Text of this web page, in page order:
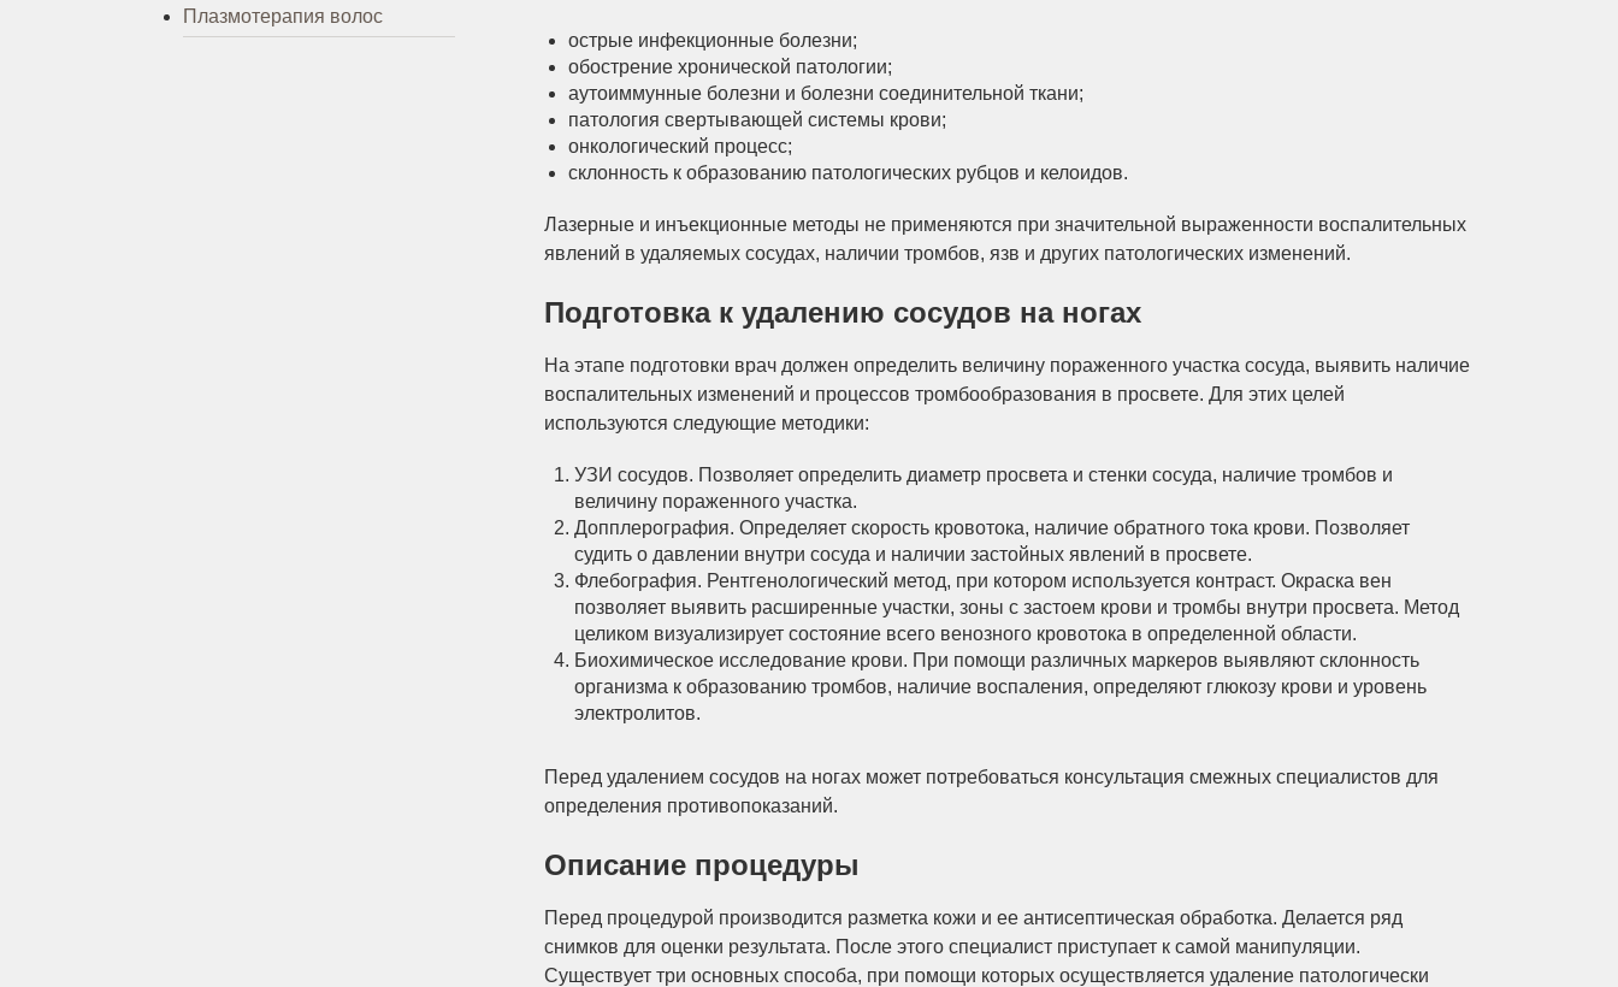
Плазмотерапия волос
острые инфекционные болезни;
обострение хронической патологии;
аутоиммунные болезни и болезни соединительной ткани;
патология свертывающей системы крови;
онкологический процесс;
склонность к образованию патологических рубцов и келоидов.
Лазерные и инъекционные методы не применяются при значительной выраженности воспалительных
явлений в удаляемых сосудах, наличии тромбов, язв и других патологических изменений.
Подготовка к удалению сосудов на ногах
На этапе подготовки врач должен определить величину пораженного участка сосуда, выявить наличие
воспалительных изменений и процессов тромбообразования в просвете. Для этих целей
используются следующие методики:
УЗИ сосудов. Позволяет определить диаметр просвета и стенки сосуда, наличие тромбов и
величину пораженного участка.
Допплерография. Определяет скорость кровотока, наличие обратного тока крови. Позволяет
судить о давлении внутри сосуда и наличии застойных явлений в просвете.
Флебография. Рентгенологический метод, при котором используется контраст. Окраска вен
позволяет выявить расширенные участки, зоны с застоем крови и тромбы внутри просвета. Метод
целиком визуализирует состояние всего венозного кровотока в определенной области.
Биохимическое исследование крови. При помощи различных маркеров выявляют склонность
организма к образованию тромбов, наличие воспаления, определяют глюкозу крови и уровень
электролитов.
Перед удалением сосудов на ногах может потребоваться консультация смежных специалистов для
определения противопоказаний.
Описание процедуры
Перед процедурой производится разметка кожи и ее антисептическая обработка. Делается ряд
снимков для оценки результата. После этого специалист приступает к самой манипуляции.
Существует три основных способа, при помощи которых осуществляется удаление патологически